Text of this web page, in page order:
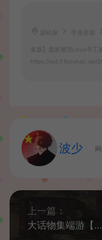
手游资源
复版】最新整理Linux手工
https://wd.51boshao.vip/
波少
上一篇：
大话物集端游【畅玩西游精修端】最新整理WIN系服务端+安卓PC客户端+详细搭建教程+源码